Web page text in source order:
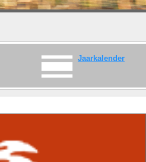
Jaarkalender